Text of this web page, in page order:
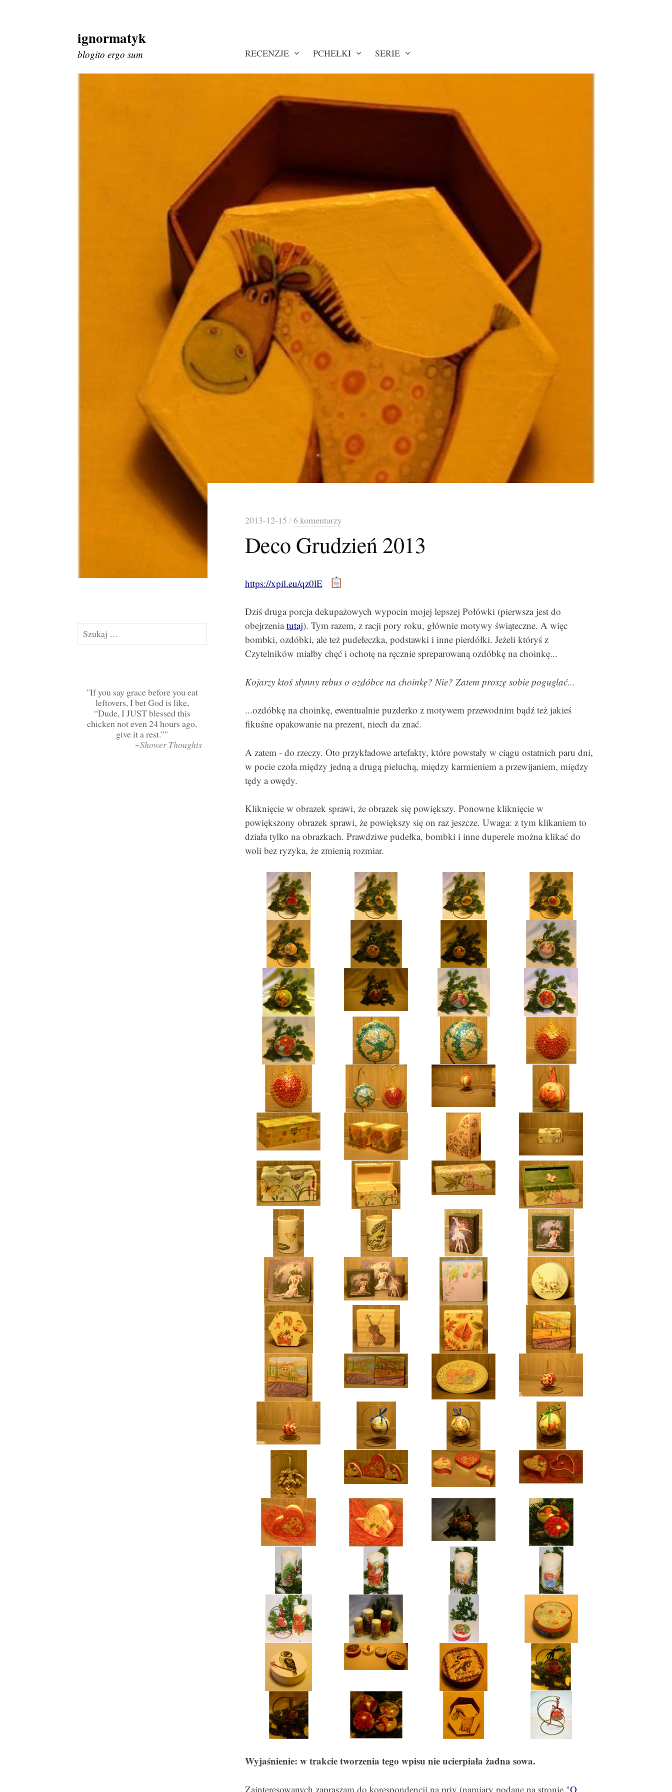
Skip
to
content
ignormatyk
blogito ergo sum RECENZJE PCHEŁKI SERIE
2013-12-15 /6 komentarzy
Deco Grudzień 2013
https://xpil.eu/qz0lE
Dziś druga porcja dekupażowych wypocin mojej lepszej Połówki (pierwsza jest do
obejrzeniatutaj). Tym razem, z racji pory roku, głównie motywy świąteczne. A więc
bombki, ozdóbki, ale też pudełeczka, podstawki i inne pierdółki. Jeżeli któryś z
Czytelników miałby chęć i ochotę na ręcznie spreparowaną ozdóbkę na choinkę...
Kojarzy ktoś słynny rebus o ozdóbce na choinkę? Nie? Zatem proszę sobie poguglać...
...ozdóbkę na choinkę, ewentualnie puzderko z motywem przewodnim bądź też jakieś
fikuśne opakowanie na prezent, niech da znać.
A zatem - do rzeczy. Oto przykładowe artefakty, które powstały w ciągu ostatnich paru dni,
w pocie czoła między jedną a drugą pieluchą, między karmieniem a przewijaniem, między
tędy a owędy.
Kliknięcie w obrazek sprawi, że obrazek się powiększy. Ponowne kliknięcie w
powiększony obrazek sprawi, że powiększy się on raz jeszcze. Uwaga: z tym klikaniem to
działa tylko na obrazkach. Prawdziwe pudełka, bombki i inne duperele można klikać do
woli bez ryzyka, że zmienią rozmiar.
Wyjaśnienie: w trakcie tworzenia tego wpisu nie ucierpiała żadna sowa.
Zainteresowanych zapraszam do korespondencji na priv (namiary podane na stronie "O
Szukaj:
If you say grace before you eat
leftovers, I bet God is like,
“Dude, I JUST blessed this
chicken not even 24 hours ago,
give it a rest.”
~Shower Thoughts